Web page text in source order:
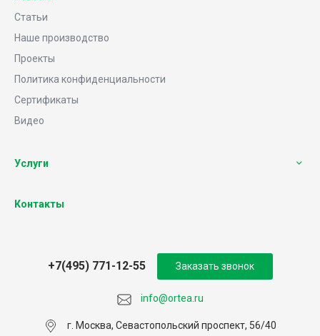
Статьи
Наше производство
Проекты
Политика конфиденциальности
Сертификаты
Видео
Услуги
Контакты
info@ortea.ru
+7(495) 771-12-55
г. Москва, Севастопольский проспект, 56/40
Заказать звонок